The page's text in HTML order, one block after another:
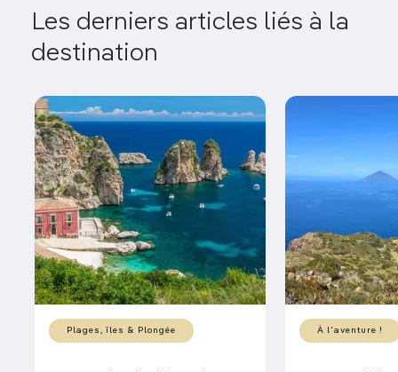
Les derniers articles liés à la
destination
Plages, îles & Plongée À l'aventure !